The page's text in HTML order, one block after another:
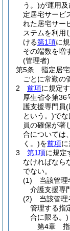
う。)が運用
定居宅サービ
れた居宅サー
ステムを利用
ける第1項に
その端数を増
(管理者)
第5条
指定居
ごとに常勤の
2
前項に規定
厚生省令第36
護支援専門員(
という。)でな
員の確保が著
合については
く。)を前項
3
第1項に規定
なければなら
でない。
(1)
当該管
介護支援専
(2)
当該管
管理する指
合に限る。)
第4章